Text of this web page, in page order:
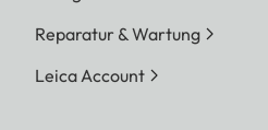
Reparatur & Wartung
Leica Account